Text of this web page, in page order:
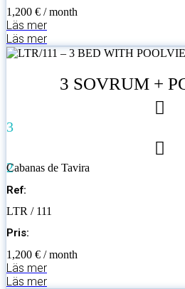
1,200 € / month
Läs mer
Läs mer
3 SOVRUM +
3
2
Cabanas de Tavira
Ref:
LTR / 111
Pris:
1,200 € / month
Läs mer
Läs mer